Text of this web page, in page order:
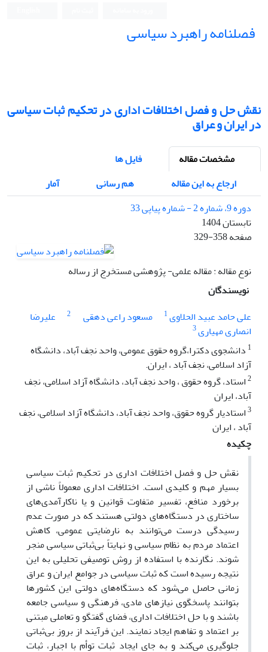
فصلنامه راهبرد سیاسی
نقش حل ‌و فصل اختلافات اداری در تحکیم ثبات سیاسی
در ایران و عراق
مشخصات مقاله
فایل ها
ارجاع به این مقاله
هم رسانی
آمار
دوره 9، شماره 2 - شماره پیاپی 33
تابستان 1404
صفحه329-358
نوع مقاله : مقاله علمی- پژوهشی مستخرج از رساله
نویسندگان
علی حامد عبید الحلاوی1 مسعود راعی دهقی 2
علیرضا
انصاری مهیاری3
1 دانشجوی دکترا،گروه حقوق عمومی، واحد نجف آباد، دانشگاه
آزاد اسلامی، نجف آباد ، ایران.
2استاد، گروه حقوق ، واحد نجف آباد، دانشگاه آزاد اسلامی، نجف
آباد، ایران
3استادیار گروه حقوق، واحد نجف آباد، دانشگاه آزاد اسلامی، نجف
آباد ، ایران
چکیده
نقش حل و فصل اختلافات اداری در تحکیم ثبات سیاسی
بسیار مهم و کلیدی است. اختلافات اداری معمولاً ناشی از
برخورد منافع، تفسیر متفاوت قوانین و یا ناکارآمدی‌های
ساختاری در دستگاه‌های دولتی هستند که در صورت عدم
رسیدگی درست می‌توانند به نارضایتی عمومی، کاهش
اعتماد مردم به نظام سیاسی و نهایتاً بی‌ثباتی سیاسی منجر
شوند. نگارنده با استفاده از روش توصیفی تحلیلی به این
نتیجه رسیده است که ثبات سیاسی در جوامع ایران و عراق
زمانی حاصل می‌شود که دستگاه‌های دولتی این کشورها
بتوانند پاسخگوی نیازهای مادی، فرهنگی و سیاسی جامعه
باشند و با حل اختلافات اداری، فضای گفتگو و تعاملی مبتنی
بر اعتماد و تفاهم ایجاد نمایند. این فرآیند از بروز بی‌ثباتی
جلوگیری می‌کند و به جای ایجاد ثبات توأم با اجبار، ثبات